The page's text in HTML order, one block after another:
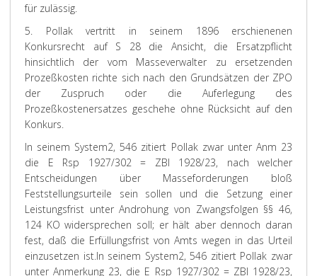
für zulässig.
5. Pollakvertritt in seinem 1896 erschienenen
Konkursrecht auf S 28 die Ansicht, die Ersatzpflicht
hinsichtlich der vom Masseverwalter zu ersetzenden
Prozeßkosten richte sich nach den Grundsätzen der ZPO
der Zuspruch oder die Auferlegung des
Prozeßkostenersatzes geschehe ohne Rücksicht auf den
Konkurs.
In seinem System2, 546 zitiert Pollakzwar unter Anm 23
die E Rsp 1927/302 = ZBl 1928/23, nach welcher
Entscheidungen über Masseforderungen bloß
Feststellungsurteile sein sollen und die Setzung einer
Leistungsfrist unter Androhung von Zwangsfolgen §§ 46,
124 KO widersprechen soll; er hält aber dennoch daran
fest, daß die Erfüllungsfrist von Amts wegen in das Urteil
einzusetzen ist.In seinem System2, 546 zitiert Pollak zwar
unter Anmerkung 23, die E Rsp 1927/302 = ZBl 1928/23,